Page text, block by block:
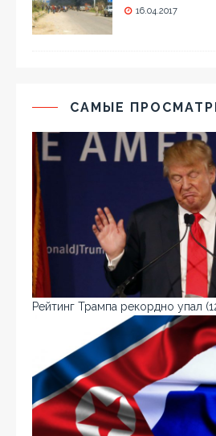
16.04.2017
САМЫЕ
Рейтинг Трампа рекордно упал